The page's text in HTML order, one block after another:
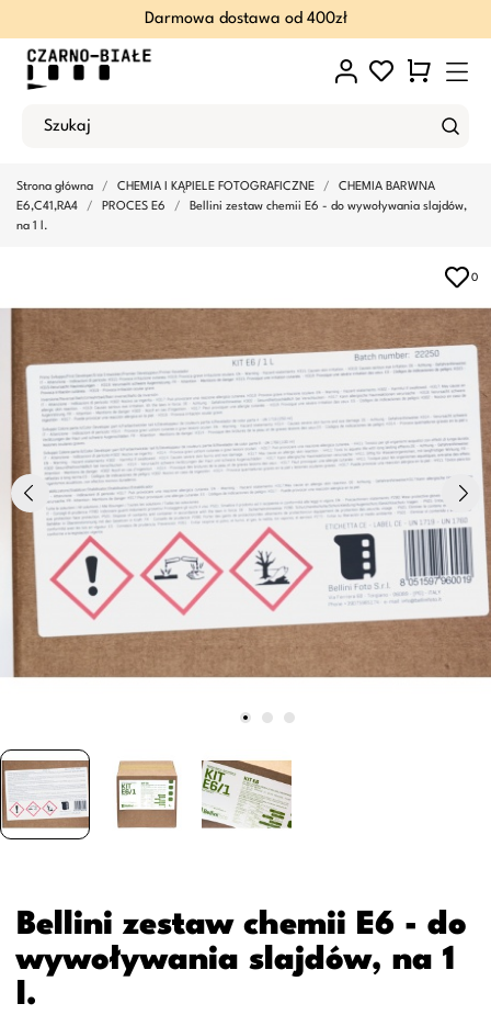
Darmowa dostawa od 400zł
Strona główna CHEMIA I KĄPIELE FOTOGRAFICZNE
CHEMIA BARWNA
E6,C41,RA4
PROCES E6
Bellini zestaw chemii E6 - do wywoływania slajdów,
na 1 l.
0
Bellini zestaw chemii E6 - do
wywoływania slajdów, na 1
l.